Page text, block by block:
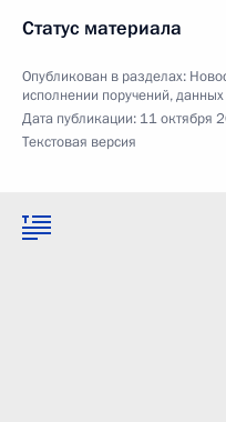
Статус материала
Опубликован в разделах:
исполнении поручений,
Дата публикации: 11 октября
Текстовая версия